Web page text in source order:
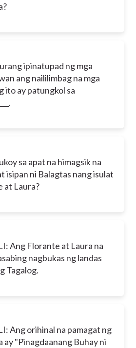
ipinatupad ng mga
ang naililimbag na mga
ito ay patungkol sa
sa apat na himagsik na
isipan ni Balagtas nang isulat
at Laura?
Ang Florante at Laura na
nagbukas ng landas
Tagalog.
Ang orihinal na pamagat ng
ay "Pinagdaanang Buhay ni